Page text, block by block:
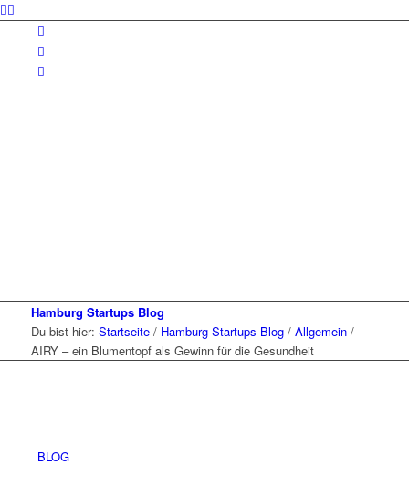
BLOG
Hamburg Startups Blog
Du bist hier: Startseite / Hamburg Startups Blog / Allgemein /
AIRY – ein Blumentopf als Gewinn für die Gesundheit